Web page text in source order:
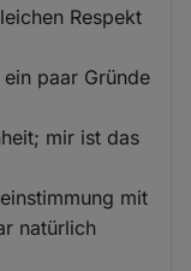
Respekt
paar Gründe
mir ist das
mit
natürlich